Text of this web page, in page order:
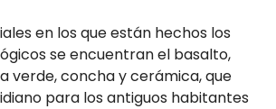
en los que están hechos los
se encuentran el basalto,
verde, concha y cerámica, que
para los antiguos habitantes